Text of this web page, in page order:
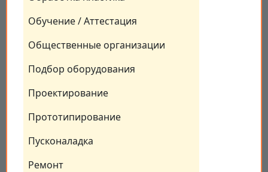
Обучение / Аттестация
Общественные организации
Подбор оборудования
Проектирование
Прототипирование
Пусконаладка
Ремонт